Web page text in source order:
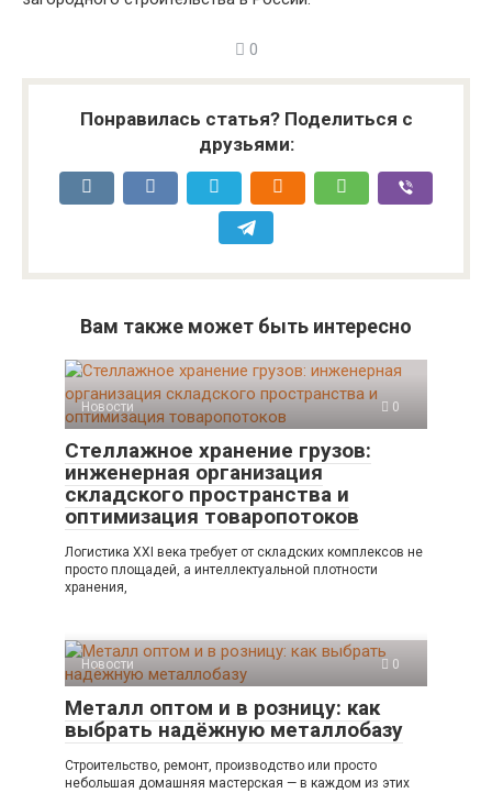
0
Понравилась статья? Поделиться с
друзьями:
Вам также может быть интересно
Новости 0
Стеллажное хранение грузов:
инженерная организация
складского пространства и
оптимизация товаропотоков
Логистика XXI века требует от складских комплексов не
просто площадей, а интеллектуальной плотности
хранения,
Новости 0
Металл оптом и в розницу: как
выбрать надёжную металлобазу
Строительство, ремонт, производство или просто
небольшая домашняя мастерская — в каждом из этих